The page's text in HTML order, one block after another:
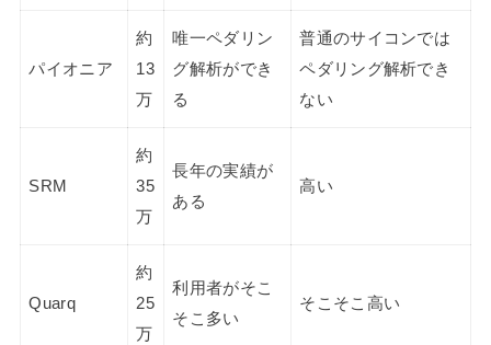
パイオニア
約
13
万
唯一ペダリン
グ解析ができ
る
普通のサイコンでは
ペダリング解析でき
ない
SRM
約
35
万
長年の実績が
ある
高い
Quarq
約
25
万
利用者がそこ
そこ多い
そこそこ高い